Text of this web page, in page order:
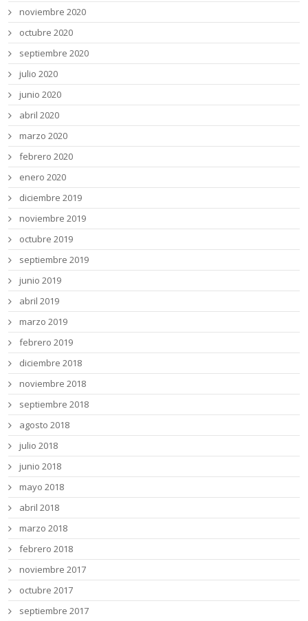
noviembre 2020
octubre 2020
septiembre 2020
julio 2020
junio 2020
abril 2020
marzo 2020
febrero 2020
enero 2020
diciembre 2019
noviembre 2019
octubre 2019
septiembre 2019
junio 2019
abril 2019
marzo 2019
febrero 2019
diciembre 2018
noviembre 2018
septiembre 2018
agosto 2018
julio 2018
junio 2018
mayo 2018
abril 2018
marzo 2018
febrero 2018
noviembre 2017
octubre 2017
septiembre 2017